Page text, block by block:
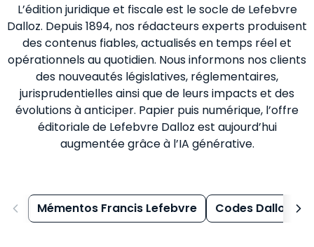
L’édition juridique et fiscale est le socle de Lefebvre
Dalloz. Depuis 1894, nos rédacteurs experts produisent
des contenus fiables, actualisés en temps réel et
opérationnels au quotidien. Nous informons nos clients
des nouveautés législatives, réglementaires,
jurisprudentielles ainsi que de leurs impacts et des
évolutions à anticiper. Papier puis numérique, l’offre
éditoriale de Lefebvre Dalloz est aujourd’hui
augmentée grâce à l’IA générative.
Mémentos Francis Lefebvre Codes Dalloz